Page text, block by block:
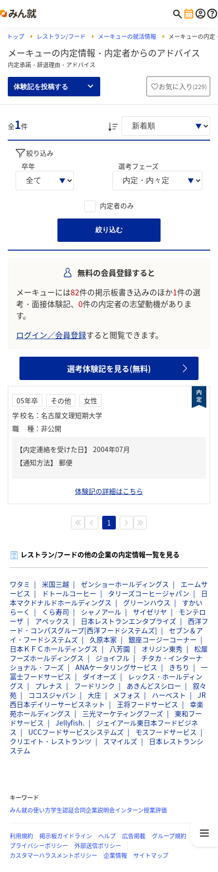
トップ レストラン/フード メーキューの就活情報 メーキューの内定
メーキューの内定情報・内定者からのアドバイス
内定承諾・辞退理由・アドバイス
体験記を投稿する お気に入り (229)
全1件
絞り込み
卒年
選考フェーズ
内定者のみ
絞り込む
無料の会員登録すると
メーキューには82件の掲示板書き込みのほか1件の選
考・面接体験記、 0件の内定者の志望動機がありま
す。
ログイン／会員登録すると閲覧できます。
選考体験記を見る(無料)
05年卒 その他
女性
学校名 ： 名古屋文理短期大学
職種 ： 非公開
【内定連絡を受けた日】
2004年07月
【通知方法】
郵便
体験記の詳細はこちら
1
レストラン/フードの他の企業の内定情報一覧を見る
ワタミ 米国三越 ゼンショーホールディングス
エームサ
ービス
ドトールコーヒー タリーズコーヒージャパン
日
本マクドナルドホールディングス
グリーンハウス
すかい
らーく
くら寿司 シャノアール サイゼリヤ
モンテロ
ーザ
アペックス 日本レストランエンタプライズ
西洋フ
ード・コンパスグループ[西洋フードシステムズ]
セブン＆ア
イ・フードシステムズ
久原本家
銀座コージーコーナー
日本ＫＦＣホールディングス
八芳園 オリジン東秀
松屋
フーズホールディングス
ジョイフル
チタカ・インターナ
ショナル・フーズ
ANAケータリングサービス きちり
一
冨士フードサービス
ダイオーズ
レックス・ホールディン
グス
プレナス フードリンク あきんどスシロー
叙々
苑
ココスジャパン 大庄 メフォス ハーベスト
JR
西日本デイリーサービスネット
王将フードサービス
幸楽
苑ホールディングス
三光マーケティングフーズ
東和フー
ドサービス
Jellyfish.
ジェイアール東日本フードビジネ
ス
UCCフードサービスシステムズ
モスフードサービス
クリエイト・レストランツ
スマイルズ
日本レストランシ
ステム
キーワード
みん就の使い方学生認証合同企業説明会インターン授業評価
利用規約 掲示板ガイドライン ヘルプ 広告掲載
グループ規約
プライバシーポリシー
外部送信ポリシー
カスタマーハラスメントポリシー
企業情報 サイトマップ